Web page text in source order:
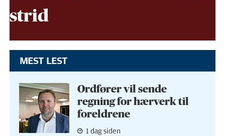
strid
MEST LEST
Ordfører vil sende
regning for hærverk til
foreldrene
1 dag siden